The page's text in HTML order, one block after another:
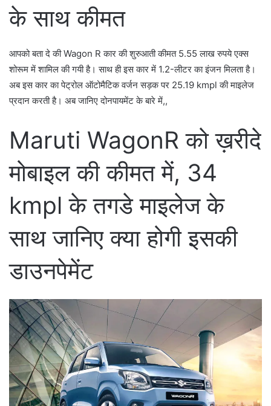
के साथ कीमत
आपको बता दे की Wagon R कार की शुरुआती कीमत 5.55 लाख रुपये एक्स
शोरूम में शामिल की गयी है। साथ ही इस कार में 1.2-लीटर का इंजन मिलता है।
अब इस कार का पेट्रोल ऑटोमैटिक वर्जन सड़क पर 25.19 kmpl की माइलेज
प्रदान करती है। अब जानिए दोनपायमेंट के बारे में,,
Maruti WagonR को ख़रीदे
मोबाइल की कीमत में, 34
kmpl के तगडे माइलेज के
साथ जानिए क्या होगी इसकी
डाउनपेमेंट